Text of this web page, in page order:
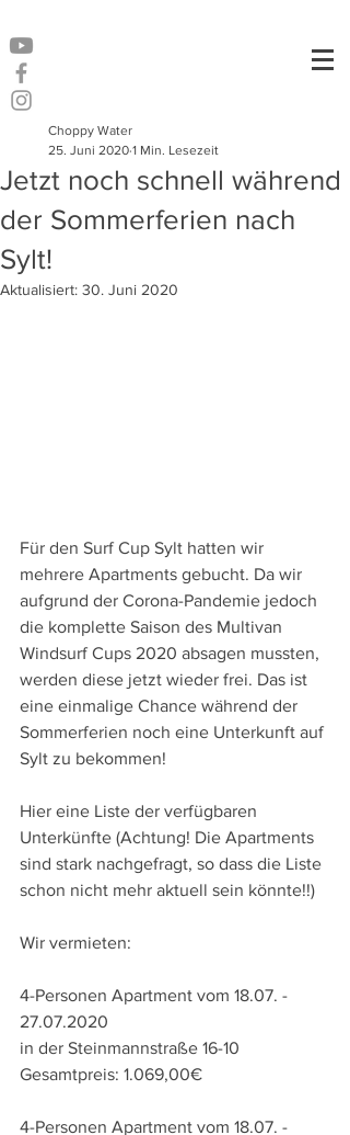
Jetzt noch schnell während
der Sommerferien nach
Sylt!
Choppy Water
25. Juni 2020 1 Min. Lesezeit
Aktualisiert: 30. Juni 2020
Für den Surf Cup Sylt hatten wir
mehrere Apartments gebucht. Da wir
aufgrund der Corona-Pandemie jedoch
die komplette Saison des Multivan
Windsurf Cups 2020 absagen mussten,
werden diese jetzt wieder frei. Das ist
eine einmalige Chance während der
Sommerferien noch eine Unterkunft auf
Sylt zu bekommen!
Hier eine Liste der verfügbaren
Unterkünfte (Achtung! Die Apartments
sind stark nachgefragt, so dass die Liste
schon nicht mehr aktuell sein könnte!!)
Wir vermieten:
4-Personen Apartment vom 18.07. -
27.07.2020
in der Steinmannstraße 16-10
Gesamtpreis: 1.069,00€
4-Personen Apartment vom 18.07. -